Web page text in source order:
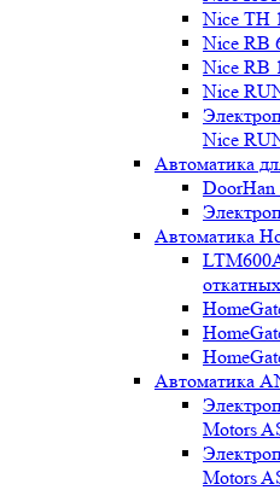
Nice TH
Nice RB
Nice RB
Nice
Nice
Автоматика
DoorHan
Автоматика
Автоматика
Motors
Motors